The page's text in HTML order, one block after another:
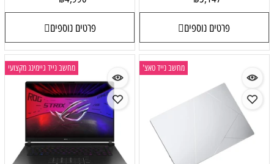
פרטים נוספים פרטים נוספים
מחשב נייד טאצ' מחשב נייד גיימינג מקצועי